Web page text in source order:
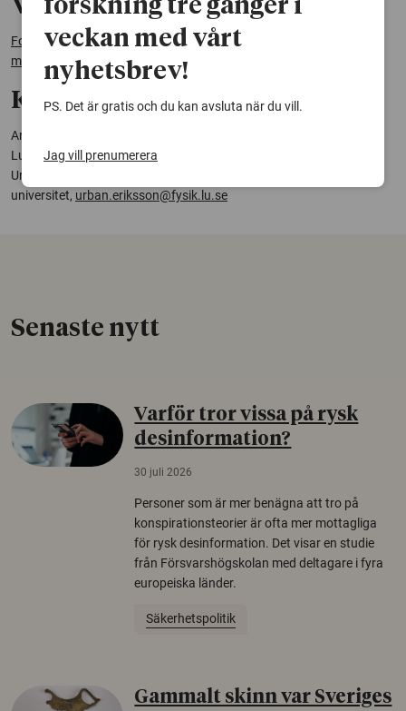
Vetenskaplig artikel:
Forces on hockey players: vectors, work, energy and angular
momentum. European Journal of Physics
Kontakt:
Ann-Marie Pendrill,
Lunds universitet,ann-marie.pendrill@physics.gu.se
Urban Eriksson, forskare, Nationellt resurscentrum för fysik, Lunds
universitet, urban.eriksson@fysik.lu.se
Senaste nytt
Varför tror vissa på rysk
desinformation?
30 juli 2026
Personer som är mer benägna att tro på
konspirationsteorier är ofta mer mottagliga
för rysk desinformation. Det visar en studie
från Försvarshögskolan med deltagare i fyra
europeiska länder.
Säkerhetspolitik
Gammalt skinn var Sveriges
forskning tre gånger i
veckan med vårt
nyhetsbrev!
PS. Det är gratis och du kan avsluta när du vill.
Jag vill prenumerera